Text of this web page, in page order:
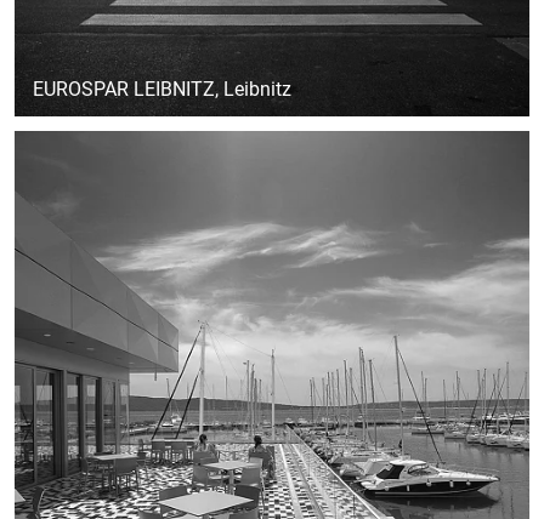
EUROSPAR LEIBNITZ, Leibnitz